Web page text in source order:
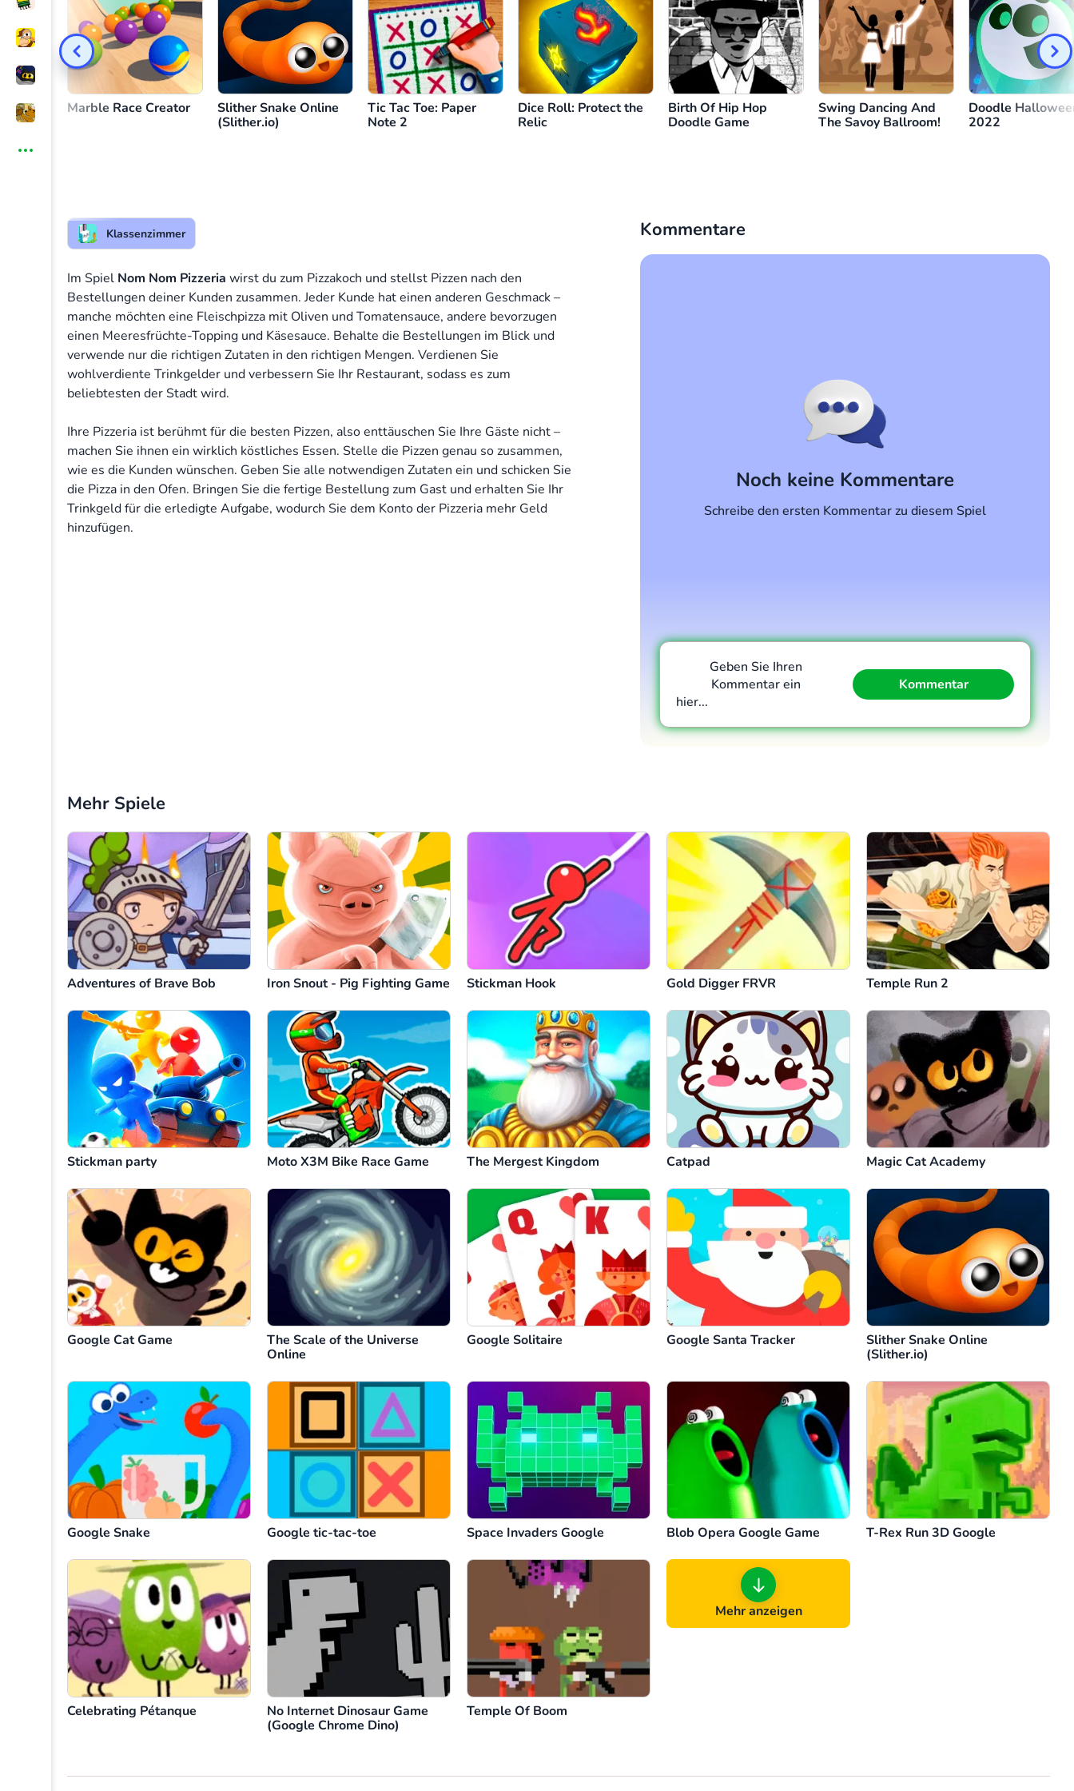
Pizza machen
Marble Race Creator
Slither Snake Online
(Slither.io)
Tic Tac Toe: Paper
Note 2
Dice Roll: Protect the
Relic
Birth Of Hip Hop
Doodle Game
Swing Dancing And
The Savoy Ballroom!
Doodle Halloween
2022
Klassenzimmer
Im Spiel Nom Nom Pizzeria wirst du zum Pizzakoch und stellst Pizzen nach den
Bestellungen deiner Kunden zusammen. Jeder Kunde hat einen anderen Geschmack –
manche möchten eine Fleischpizza mit Oliven und Tomatensauce, andere bevorzugen
einen Meeresfrüchte-Topping und Käsesauce. Behalte die Bestellungen im Blick und
verwende nur die richtigen Zutaten in den richtigen Mengen. Verdienen Sie
wohlverdiente Trinkgelder und verbessern Sie Ihr Restaurant, sodass es zum
beliebtesten der Stadt wird.
Ihre Pizzeria ist berühmt für die besten Pizzen, also enttäuschen Sie Ihre Gäste nicht –
machen Sie ihnen ein wirklich köstliches Essen. Stelle die Pizzen genau so zusammen,
wie es die Kunden wünschen. Geben Sie alle notwendigen Zutaten ein und schicken Sie
die Pizza in den Ofen. Bringen Sie die fertige Bestellung zum Gast und erhalten Sie Ihr
Trinkgeld für die erledigte Aufgabe, wodurch Sie dem Konto der Pizzeria mehr Geld
hinzufügen.
Kommentare
Noch keine Kommentare
Schreibe den ersten Kommentar zu diesem Spiel
Geben Sie Ihren
Kommentar ein
hier...
Kommentar
Abbrechen Kommentar
Mehr Spiele
Adventures of Brave Bob Iron Snout - Pig Fighting Game Stickman Hook Gold Digger FRVR Temple Run 2
Stickman party Moto X3M Bike Race Game The Mergest Kingdom Catpad Magic Cat Academy
Google Cat Game
The Scale of the Universe
Online
Google Solitaire Google Santa Tracker
Slither Snake Online
(Slither.io)
Google Snake Google tic-tac-toe Space Invaders Google Blob Opera Google Game T-Rex Run 3D Google
Celebrating Pétanque
No Internet Dinosaur Game
(Google Chrome Dino)
Temple Of Boom
Mehr anzeigen